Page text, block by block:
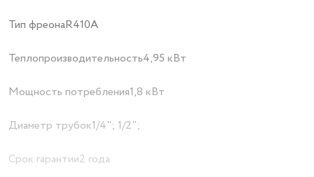
Тип фреонаR410А
Теплопроизводительность4,95 кВт
Мощность потребления1,8 кВт
Диаметр трубок1/4"; 1/2";
Срок гарантии2 года